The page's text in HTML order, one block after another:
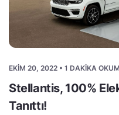
EKIM 20, 2022 • 1 DAKIKA
Stellantis, 100%
Tanıttı!